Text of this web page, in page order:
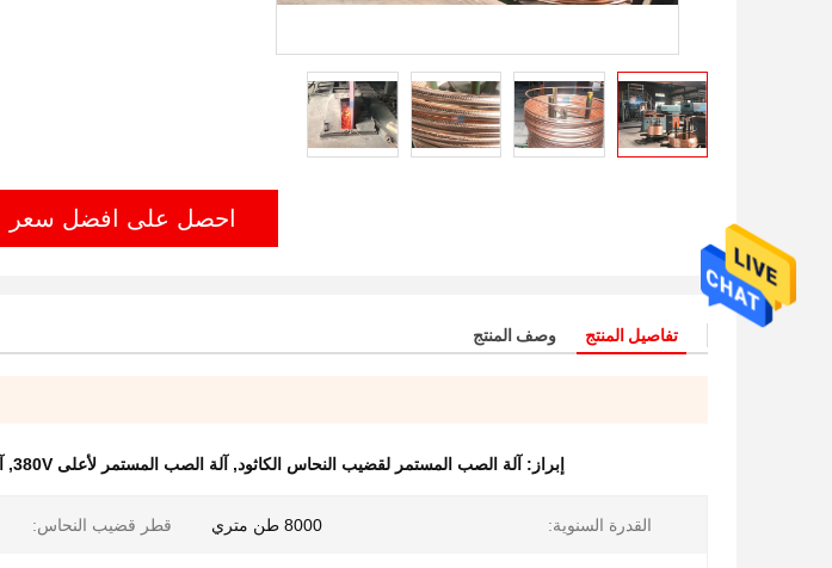
احصل على افضل سعر
تفاصيل المنتج وصف المنتج
إبراز: آلة الصب المستمر لقضيب النحاس الكاثود, آلة الصب المستمر لأعلى 380V ,
القدرة السنوية: 8000 طن متري قطر قضيب النحاس: